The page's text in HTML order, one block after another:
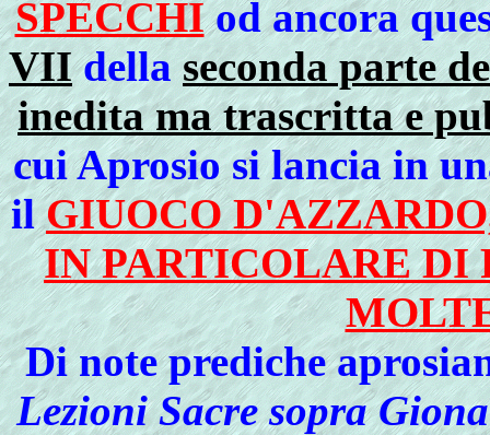
SPECCHI od ancora
VIIdella seconda parte
inedita ma trascritta e
cui Aprosio si lancia in
ilGIUOCO
IN PARTICOLARE DI
Di note prediche
Lezioni Sacre sopra Giona